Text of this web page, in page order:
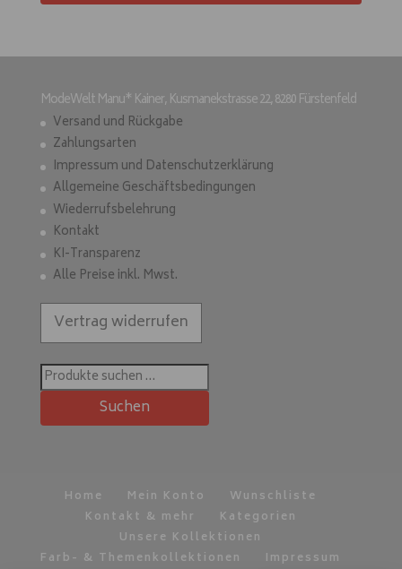
ModeWelt Manu* Kainer, Kusmanekstrasse 22, 8280 Fürstenfeld
Versand und Rückgabe
Zahlungsarten
Impressum und Datenschutzerklärung
Allgemeine Geschäftsbedingungen
Wiederrufsbelehrung
Kontakt
KI-Transparenz
Alle Preise inkl. Mwst.
Vertrag widerrufen
Suchen
nach:
Suchen
Home Mein Konto
Wunschliste
Kontakt & mehr
Kategorien
Unsere Kollektionen
Farb- & Themenkollektionen
Impressum